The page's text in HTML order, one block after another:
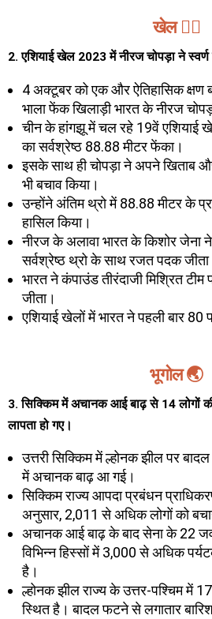
खेल 🏃‍♂️
2. एशियाई खेल 2023 में नीरज चोपड़ा ने
4 अक्टूबर को एक और ऐतिहासिक क्षण
भाला फेंक खिलाड़ी भारत के नीरज
चीन के हांगझू में चल रहे 19वें एशियाई
का सर्वश्रेष्ठ 88.88 मीटर फेंका।
इसके साथ ही चोपड़ा ने अपने खिताब
भी बचाव किया।
उन्होंने अंतिम थ्रो में 88.88 मीटर के
हासिल किया।
नीरज के अलावा भारत के किशोर जेना
सर्वश्रेष्ठ थ्रो के साथ रजत पदक
भारत ने कंपाउंड तीरंदाजी मिश्रित
जीता।
एशियाई खेलों में भारत ने पहली बार 80
भूगोल 🌏
3. सिक्किम में अचानक आई बाढ़ से 14 लोगों
लापता हो गए।
उत्तरी सिक्किम में ल्होनक झील पर
में अचानक बाढ़ आ गई।
सिक्किम राज्य आपदा प्रबंधन
अनुसार, 2,011 से अधिक लोगों को
अचानक आई बाढ़ के बाद सेना के 22
विभिन्न हिस्सों में 3,000 से अधिक
है।
ल्होनक झील राज्य के उत्तर-पश्चिम में
स्थित है। बादल फटने से लगातार